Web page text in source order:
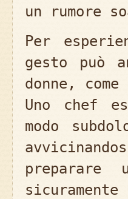
un rumore
Per
gesto può
donne,
Uno chef
modo